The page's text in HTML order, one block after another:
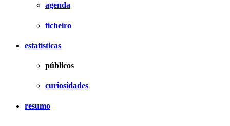
agenda
ficheiro
estatísticas
públicos
curiosidades
resumo